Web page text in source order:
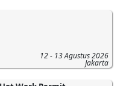
12 - 13 Agustus 2026
Jakarta